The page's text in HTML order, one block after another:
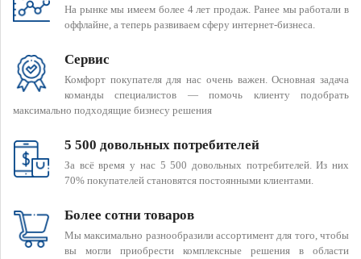
На рынке мы имеем более 4 лет продаж. Ранее мы работали в
оффлайне, а теперь развиваем сферу интернет-бизнеса.
Сервис
Комфорт покупателя для нас очень важен. Основная задача
команды специалистов — помочь клиенту подобрать
максимально подходящие бизнесу решения
5 500 довольных потребителей
За всё время у нас 5 500 довольных потребителей. Из них
70% покупателей становятся постоянными клиентами.
Более сотни товаров
Мы максимально разнообразили ассортимент для того, чтобы
вы могли приобрести комплексные решения в области